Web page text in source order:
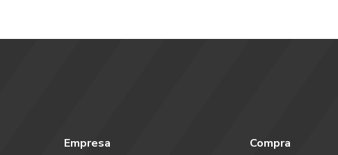
Empresa Compra